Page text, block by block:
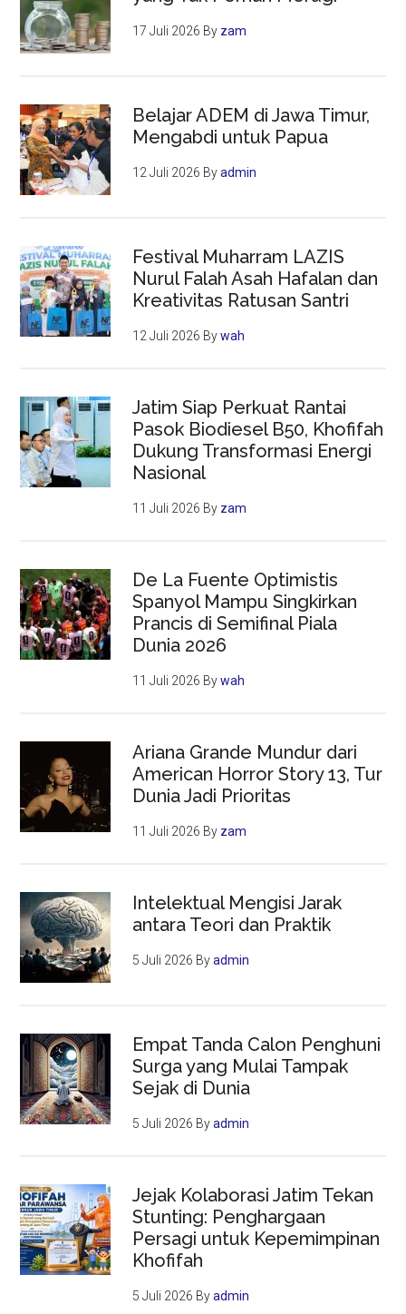
17 Juli 2026 By zam
Belajar ADEM di Jawa Timur,
Mengabdi untuk Papua
12 Juli 2026 Byadmin
Festival Muharram LAZIS
Nurul Falah Asah Hafalan dan
Kreativitas Ratusan Santri
12 Juli 2026 Bywah
Jatim Siap Perkuat Rantai
Pasok Biodiesel B50, Khofifah
Dukung Transformasi Energi
Nasional
11 Juli 2026 By zam
De La Fuente Optimistis
Spanyol Mampu Singkirkan
Prancis di Semifinal Piala
Dunia 2026
11 Juli 2026 Bywah
Ariana Grande Mundur dari
American Horror Story 13, Tur
Dunia Jadi Prioritas
11 Juli 2026 By zam
Intelektual Mengisi Jarak
antara Teori dan Praktik
5 Juli 2026 Byadmin
Empat Tanda Calon Penghuni
Surga yang Mulai Tampak
Sejak di Dunia
5 Juli 2026 Byadmin
Jejak Kolaborasi Jatim Tekan
Stunting: Penghargaan
Persagi untuk Kepemimpinan
Khofifah
5 Juli 2026 Byadmin